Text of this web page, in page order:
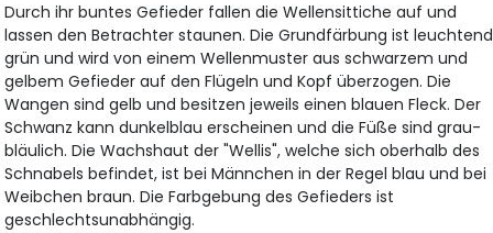
Durch ihr buntes Gefieder fallen die Wellensittiche auf und
lassen den Betrachter staunen. Die Grundfärbung ist leuchtend
grün und wird von einem Wellenmuster aus schwarzem und
gelbem Gefieder auf den Flügeln und Kopf überzogen. Die
Wangen sind gelb und besitzen jeweils einen blauen Fleck. Der
Schwanz kann dunkelblau erscheinen und die Füße sind grau-
bläulich. Die Wachshaut der "Wellis", welche sich oberhalb des
Schnabels befindet, ist bei Männchen in der Regel blau und bei
Weibchen braun. Die Farbgebung des Gefieders ist
geschlechtsunabhängig.